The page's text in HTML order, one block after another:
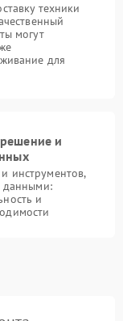
техники
могут
для
и
инструментов,
данными:
и